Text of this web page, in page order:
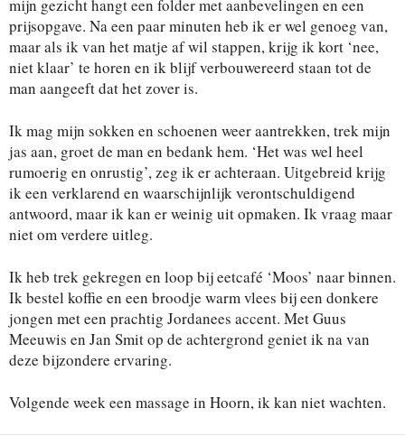
mijn gezicht hangt een folder met aanbevelingen en een
prijsopgave. Na een paar minuten heb ik er wel genoeg van,
maar als ik van het matje af wil stappen, krijg ik kort ‘nee,
niet klaar’ te horen en ik blijf verbouwereerd staan tot de
man aangeeft dat het zover is.
Ik mag mijn sokken en schoenen weer aantrekken, trek mijn
jas aan, groet de man en bedank hem. ‘Het was wel heel
rumoerig en onrustig’, zeg ik er achteraan. Uitgebreid krijg
ik een verklarend en waarschijnlijk verontschuldigend
antwoord, maar ik kan er weinig uit opmaken. Ik vraag maar
niet om verdere uitleg.
Ik heb trek gekregen en loop bij eetcafé ‘Moos’ naar binnen.
Ik bestel koffie en een broodje warm vlees bij een donkere
jongen met een prachtig Jordanees accent. Met Guus
Meeuwis en Jan Smit op de achtergrond geniet ik na van
deze bijzondere ervaring.
Volgende week een massage in Hoorn, ik kan niet wachten.